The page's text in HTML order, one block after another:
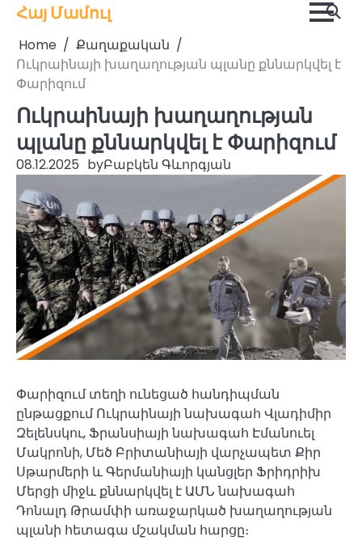
Skip
content
Հայ Մամուլ
Home
Քաղաքական
Ուկրաինայի խաղաղության պլանը քննարկվել է
Փարիզում
Ուկրաինայի խաղաղության
պլանը քննարկվել է Փարիզում
08.12.2025 byԲաբկեն Գևորգյան
Փարիզում տեղի ունեցած հանդիպման
ընթացքում Ուկրաինայի նախագահ Վլադիմիր
Զելենսկու, Ֆրանսիայի նախագահ Էմանուել
Մակրոնի, Մեծ Բրիտանիայի վարչապետ Քիր
Սթարմերի և Գերմանիայի կանցլեր Ֆրիդրիխ
Մերցի միջև քննարկվել է ԱՄՆ նախագահ
Դոնալդ Թրամփի առաջարկած խաղաղության
պլանի հետագա մշակման հարցը։